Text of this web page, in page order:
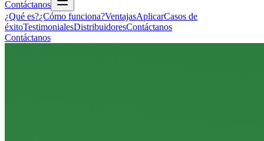
Contáctanos
¿Qué es?¿Cómo funciona?VentajasAplicarCasos de
éxitoTestimonialesDistribuidoresContáctanos
Contáctanos